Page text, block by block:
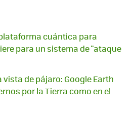
cuántica para
para un sistema de "ataque
vista de pájaro: Google Earth
por la Tierra como en el